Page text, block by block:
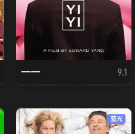
一一 9.1
蓝光